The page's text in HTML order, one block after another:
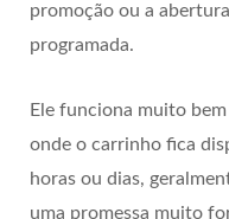
promoção ou a
programada.
Ele funciona muito bem
onde o carrinho fica
horas ou dias,
uma promessa muito